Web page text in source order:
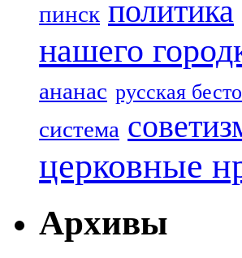
пинск политика
нашего
ананас русская
система
церковные
Архивы